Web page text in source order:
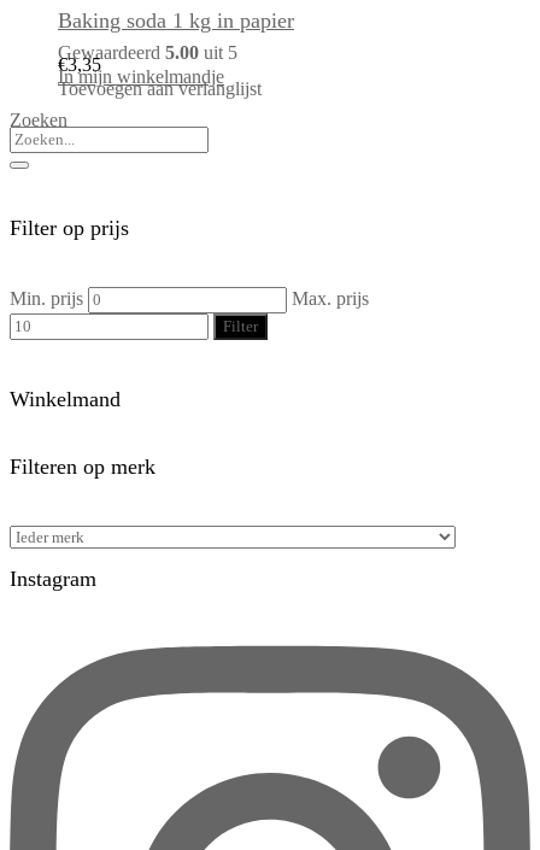
Baking soda 1 kg in papier
Gewaardeerd 5.00 uit 5
€3,35
In mijn winkelmandje
Toevoegen aan verlanglijst
Zoeken
Filter op prijs
Min. prijs Max. prijs
Filter
Winkelmand
Filteren op merk
Instagram